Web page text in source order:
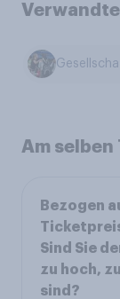
Am
Bezogen
Sind Sie
zu hoch,
sind?